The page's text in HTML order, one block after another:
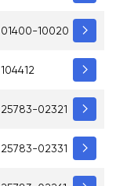
01400-10020
104412
25783-02321
25783-02331